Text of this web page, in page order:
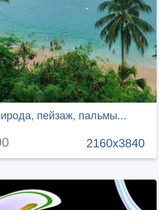
пейзаж, пальмы...
2160x3840